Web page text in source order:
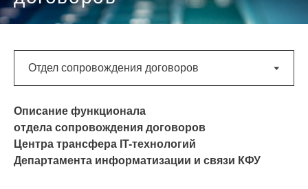
Отдел сопровождения договоров
Описание функционала
отдела сопровождения договоров
Центра трансфера IT-технологий
Департамента информатизации и связи КФУ